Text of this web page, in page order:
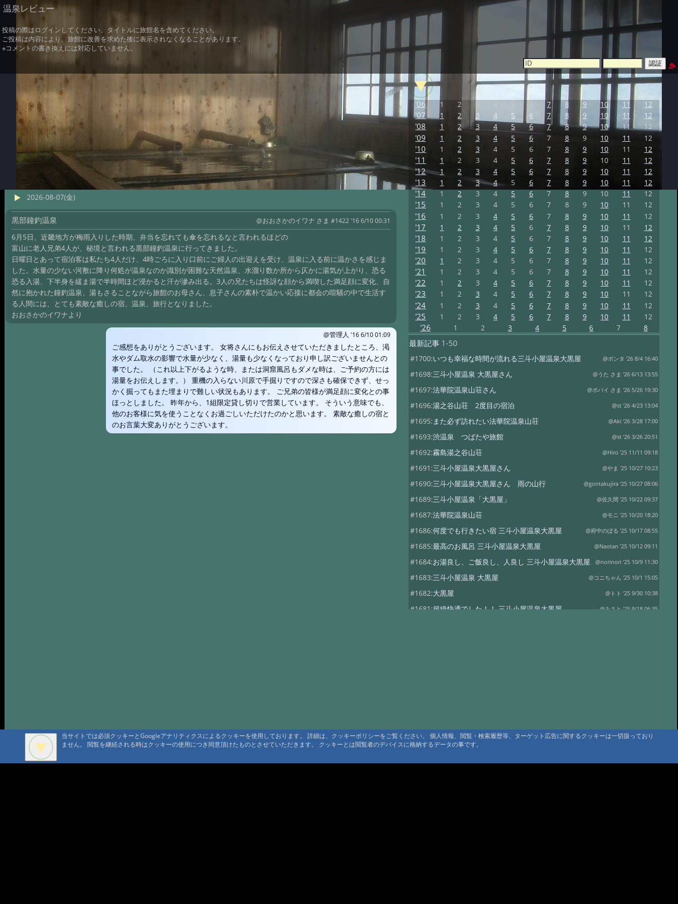
温泉レビュー
投稿の際はログインしてください。タイトルに旅館名を含めてください。
ご投稿は内容により、旅館に改善を求めた後に表示されなくなることがあります。
※コメントの書き換えには対応していません。
2026-08-07(金)
黒部鐘釣温泉 @おおさかのイワナ さま #1422 '16 6/10 00:31
6月5日、近畿地方が梅雨入りした時期、弁当を忘れても傘を忘れるなと言われるほどの
富山に老人兄弟4人が、秘境と言われる黒部鐘釣温泉に行ってきました。
日曜日とあって宿泊客は私たち4人だけ、4時ごろに入り口前にご婦人の出迎えを受け、温泉に入る前に温かさを感じま
した。水量の少ない河敷に降り何処が温泉なのか識別が困難な天然温泉、水溜り数か所から仄かに湯気が上がり、恐る
恐る入湯、下半身を緩ま湯で半時間ほど浸かると汗が滲み出る。3人の兄たちは怪訝な顔から満喫した満足顔に変化、自
然に抱かれた鐘釣温泉、湯もさることながら旅館のお母さん、息子さんの素朴で温かい応接に都会の喧騒の中で生活す
る人間には、とても素敵な癒しの宿、温泉、旅行となりました。
おおさかのイワナより
@管理人 '16 6/10 01:09
ご感想をありがとうございます。 女将さんにもお伝えさせていただきましたところ、渇
水やダム取水の影響で水量が少なく、湯量も少なくなっており申し訳ございませんとの
事でした。 （これ以上下がるような時、または洞窟風呂もダメな時は、ご予約の方には
湯量をお伝えします。） 重機の入らない川原で手掘りですので深さも確保できず、せっ
かく掘ってもまた埋まりで難しい状況もあります。 ご兄弟の皆様が満足顔に変化との事
ほっとしました。 昨年から、1組限定貸し切りで営業しています。 そういう意味でも、
他のお客様に気を使うことなくお過ごしいただけたのかと思います。 素敵な癒しの宿と
のお言葉大変ありがとうございます。
'06 1 2 3 5 6 7 8 9 10 11 12
'07 1 2 3 4 5 6 7 8 9 10 11 12
'08 1 2 3 4 5 6 7 8 9 10 11 12
'09 1 2 3 4 5 6 7 8 9 10 11 12
'10 1 2 3 4 5 6 7 8 9 10 11 12
'11 1 2 3 4 5 6 7 8 9 10 11 12
'12 1 2 3 4 5 6 7 8 9 10 11 12
'13 1 2 3 4 5 6 7 8 9 10 11 12
'14 1 2 3 4 5 6 7 8 9 10 11 12
'15 1 2 3 4 5 6 7 8 9 10 11 12
'16 1 2 3 4 5 6 7 8 9 10 11 12
'17 1 2 3 4 5 6 7 8 9 10 11 12
'18 1 2 3 4 5 6 7 8 9 10 11 12
'19 1 2 3 4 5 6 7 8 9 10 11 12
'20 1 2 3 4 5 6 7 8 9 10 11 12
'21 1 2 3 4 5 6 7 8 9 10 11 12
'22 1 2 3 4 5 6 7 8 9 10 11 12
'23 1 2 3 4 5 6 7 8 9 10 11 12
'24 1 2 3 4 5 6 7 8 9 10 11 12
'25 1 2 3 4 5 6 7 8 9 10 11 12
'26 1 2 3 4 5 6 7 8
最新記事1-50
#1700:いつも幸福な時間が流れる三斗小屋温泉大黒屋 @ポンタ '26 8/4 16:40
#1698:三斗小屋温泉 大黒屋さん @うた さま '26 6/13 13:55
#1697:法華院温泉山荘さん @ポパイ さま '26 5/26 19:30
#1696:湯之谷山荘 2度目の宿泊 @st '26 4/23 13:04
#1695:また必ず訪れたい法華院温泉山荘 @Aki '26 3/28 17:00
#1693:渋温泉 つばたや旅館 @st '26 3/26 20:51
#1692:霧島湯之谷山荘 @Hiro '25 11/11 09:18
#1691:三斗小屋温泉大黒屋さん @やま '25 10/27 10:23
#1690:三斗小屋温泉大黒屋さん 雨の山行 @gontakujira '25 10/27 08:06
#1689:三斗小屋温泉「大黒屋」 @佐久間 '25 10/22 09:37
#1687:法華院温泉山荘 @モニ '25 10/20 18:20
#1686:何度でも行きたい宿 三斗小屋温泉大黒屋 @府中のぼる '25 10/17 08:55
#1685:最高のお風呂 三斗小屋温泉大黒屋 @Naotan '25 10/12 09:11
#1684:お湯良し、ご飯良し、人良し 三斗小屋温泉大黒屋 @norinori '25 10/9 11:30
#1683:三斗小屋温泉 大黒屋 @コニちゃん '25 10/1 15:05
#1682:大黒屋 @トト '25 9/30 10:38
#1681:超絶快適でした！！ 三斗小屋温泉大黒屋 @みさと '25 9/18 06:35
#1673:tabitappy 三斗小屋温泉大黒屋 @tabitappy '25 6/22 23:01
#1672:癒しの空間_法華院温泉山荘
#1670:民宿たなべ @ゆり さま '25 5/27 21:02
当サイトでは必須クッキーとGoogleアナリティクスによるクッキーを使用しております。 詳細は、クッキーポリシーをご覧ください。 個人情報、閲覧・検索履歴等、ターゲット広告に関するクッキーは一切扱っており
ません。 閲覧を継続される時はクッキーの使用につき同意頂けたものとさせていただきます。 クッキーとは閲覧者のデバイスに格納するデータの事です。